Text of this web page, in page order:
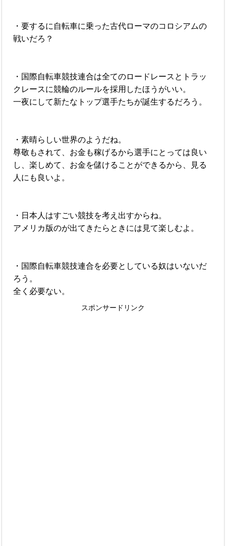
・要するに自転車に乗った古代ローマのコロシアムの
戦いだろ？
・国際自転車競技連合は全てのロードレースとトラッ
クレースに競輪のルールを採用したほうがいい。
一夜にして新たなトップ選手たちが誕生するだろう。
・素晴らしい世界のようだね。
尊敬もされて、お金も稼げるから選手にとっては良い
し、楽しめて、お金を儲けることができるから、見る
人にも良いよ。
・日本人はすごい競技を考え出すからね。
アメリカ版のが出てきたらときには見て楽しむよ。
・国際自転車競技連合を必要としている奴はいないだ
ろう。
全く必要ない。
スポンサードリンク